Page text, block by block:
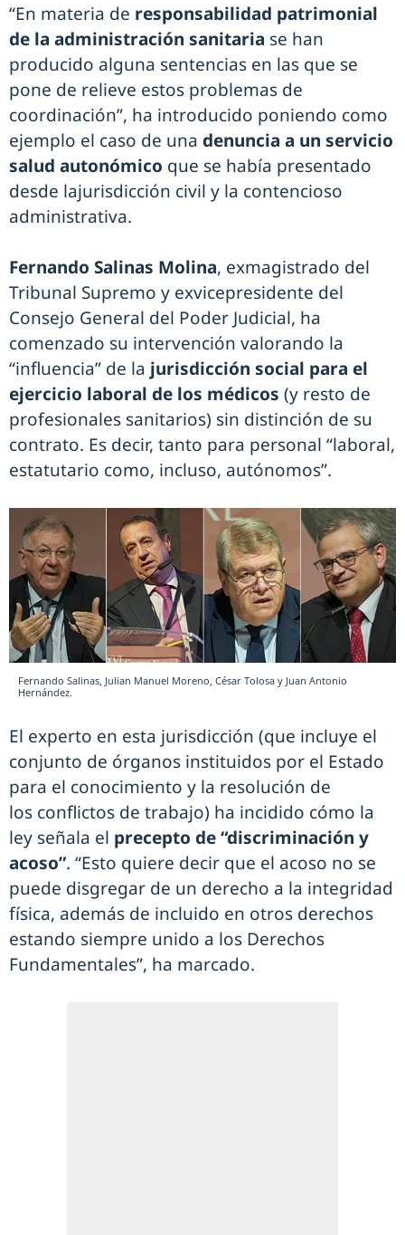
“En materia de responsabilidad patrimonial
de la administración sanitaria se han
producido alguna sentencias en las que se
pone de relieve estos problemas de
coordinación”, ha introducido poniendo como
ejemplo el caso de una denuncia a un servicio
salud autonómico que se había presentado
desde lajurisdicción civil y la contencioso
administrativa.
Fernando Salinas Molina, exmagistrado del
Tribunal Supremo y exvicepresidente del
Consejo General del Poder Judicial, ha
comenzado su intervención valorando la
“influencia” de la jurisdicción social para el
ejercicio laboral de los médicos (y resto de
profesionales sanitarios) sin distinción de su
contrato. Es decir, tanto para personal “laboral,
estatutario como, incluso, autónomos”.
Fernando Salinas, Julian Manuel Moreno, César Tolosa y Juan Antonio
Hernández.
El experto en esta jurisdicción (que incluye el
conjunto de órganos instituidos por el Estado
para el conocimiento y la resolución de
los conflictos de trabajo) ha incidido cómo la
ley señala el precepto de “discriminación y
acoso”. “Esto quiere decir que el acoso no se
puede disgregar de un derecho a la integridad
física, además de incluido en otros derechos
estando siempre unido a los Derechos
Fundamentales”, ha marcado.